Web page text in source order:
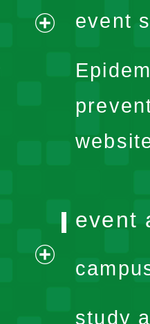
menu
event
expand
menu
event
study